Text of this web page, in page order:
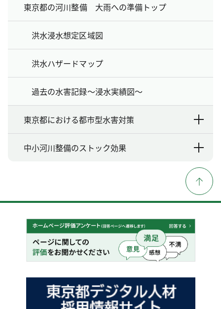
東京都の河川整備 大雨への準備トップ
洪水浸水想定区域図
洪水ハザードマップ
過去の水害記録～浸水実績図～
東京都における都市型水害対策
中小河川整備のストック効果